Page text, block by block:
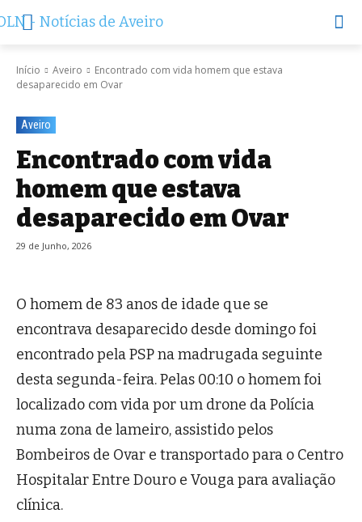
Início Aveiro
Encontrado com vida homem que estava
desaparecido em Ovar
Aveiro
Encontrado com vida
homem que estava
desaparecido em Ovar
29 de Junho, 2026
O homem de 83 anos de idade que se
encontrava desaparecido desde domingo foi
encontrado pela PSP na madrugada seguinte
desta segunda-feira. Pelas 00:10 o homem foi
localizado com vida por um drone da Polícia
numa zona de lameiro, assistido pelos
Bombeiros de Ovar e transportado para o Centro
Hospitalar Entre Douro e Vouga para avaliação
clínica.